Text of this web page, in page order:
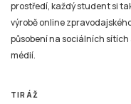
prostředí, každý student si
výrobě online
působení na sociálních
médií.
TIRÁŽ